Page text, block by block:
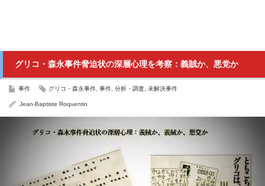
グリコ・森永事件脅迫状の深層心理を考察：義賊か、悪党か
事件 グリコ・森永事件 事件 分析・調査 未解決事件
Jean-Baptiste Roquentin